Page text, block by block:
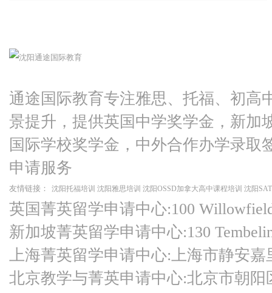
通途国际教育专注雅思、托福、初高
景提升，提供英国中学奖学金，新加
国际学校奖学金，中外合作办学录取
申请服务
友情链接： 沈阳托福培训 沈阳雅思培训 沈阳OSSD加拿大高中课程培训 沈阳
英国菁英留学申请中心:100
新加坡菁英留学申请中心:130
上海菁英留学申请中心:上海市静安嘉
北京教学与菁英申请中心:北京市朝